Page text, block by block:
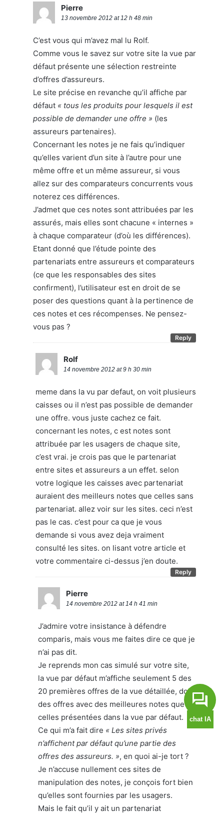
Pierre
13 novembre 2012 at 12 h 48 min
C’est vous qui m’avez mal lu Rolf.
Comme vous le savez sur votre site la vue par
défaut présente une sélection restreinte
d’offres d’assureurs.
Le site précise en revanche qu’il affiche par
défaut « tous les produits pour lesquels il est
possible de demander une offre » (les
assureurs partenaires).
Concernant les notes je ne fais qu’indiquer
qu’elles varient d’un site à l’autre pour une
même offre et un même assureur, si vous
allez sur des comparateurs concurrents vous
noterez ces différences.
J’admet que ces notes sont attribuées par les
assurés, mais elles sont chacune « internes »
à chaque comparateur (d’où les différences).
Etant donné que l’étude pointe des
partenariats entre assureurs et comparateurs
(ce que les responsables des sites
confirment), l’utilisateur est en droit de se
poser des questions quant à la pertinence de
ces notes et ces récompenses. Ne pensez-
vous pas ?
Reply
Rolf
14 novembre 2012 at 9 h 30 min
meme dans la vu par defaut, on voit plusieurs
caisses ou il n’est pas possible de demander
une offre. vous juste cachez ce fait.
concernant les notes, c est notes sont
attribuée par les usagers de chaque site,
c’est vrai. je crois pas que le partenariat
entre sites et assureurs a un effet. selon
votre logique les caisses avec partenariat
auraient des meilleurs notes que celles sans
partenariat. allez voir sur les sites. ceci n’est
pas le cas. c’est pour ca que je vous
demande si vous avez deja vraiment
consulté les sites. on lisant votre article et
votre commentaire ci-dessus j’en doute.
Reply
Pierre
14 novembre 2012 at 14 h 41 min
J’admire votre insistance à défendre
comparis, mais vous me faites dire ce que je
n’ai pas dit.
Je reprends mon cas simulé sur votre site,
la vue par défaut m’affiche seulement 5 des
20 premières offres de la vue détaillée, dont
des offres avec des meilleures notes que
celles présentées dans la vue par défaut.
Ce qui m’a fait dire « Les sites privés
n’affichent par défaut qu’une partie des
offres des assureurs. », en quoi ai-je tort ?
Je n’accuse nullement ces sites de
manipulation des notes, je conçois fort bien
qu’elles sont fournies par les usagers.
Mais le fait qu’il y ait un partenariat